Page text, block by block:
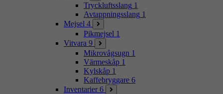
Tryckluftsslang 1
Avtappningsslang 1
Mejsel 4
Pikmejsel 1
Vitvara 9
Mikrovågsugn 1
Värmeskåp 1
Kylskåp 1
Kaffebryggare 6
Inventarier 6